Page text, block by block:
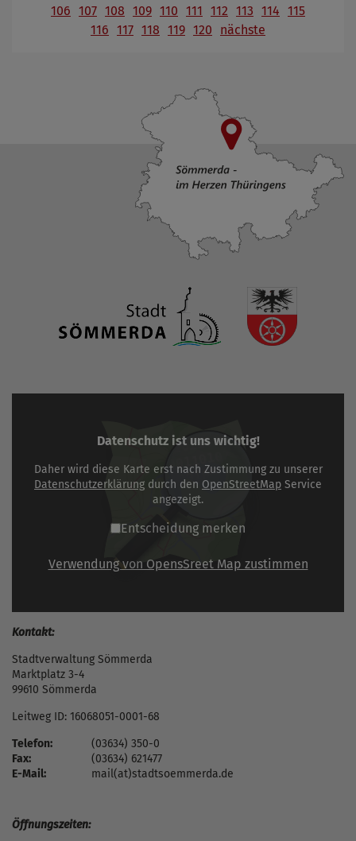
106 107 108 109 110 111 112 113 114 115
116 117 118 119 120 nächste
Datenschutz ist uns wichtig!
Daher wird diese Karte erst nach Zustimmung zu unserer
Datenschutzerklärung durch den OpenStreetMap Service
angezeigt.
Entscheidung merken
Verwendung von OpensSreet Map zustimmen
Kontakt:
Stadtverwaltung Sömmerda
Marktplatz 3-4
99610 Sömmerda
Leitweg ID: 16068051-0001-68
Telefon:
(03634) 350-0
Fax:
(03634) 621477
E-Mail:
mail(at)stadtsoemmerda.de
Öffnungszeiten: